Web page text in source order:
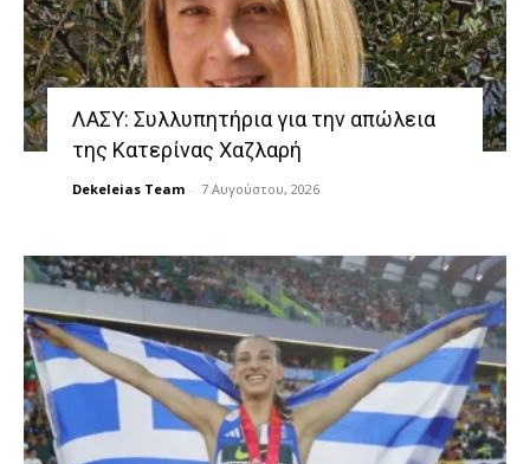
ΛΑΣΥ: Συλλυπητήρια για την απώλεια
της Κατερίνας Χαζλαρή
Dekeleias Team - 7 Αυγούστου, 2026